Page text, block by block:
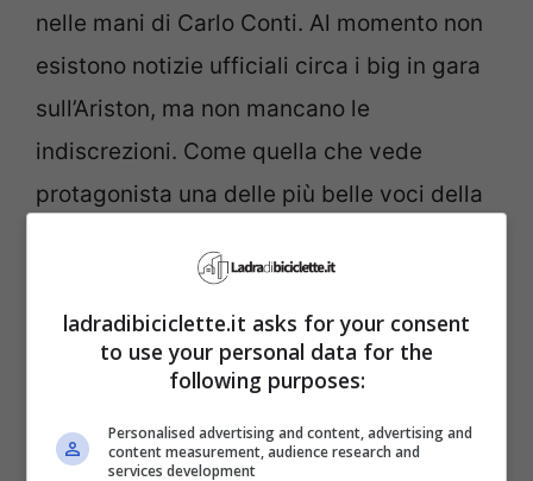
nelle mani di Carlo Conti. Al momento non
esistono notizie ufficiali circa i big in gara
sull’Ariston, ma non mancano le
indiscrezioni. Come quella che vede
protagonista una delle più belle voci della
la promessa che Cristiano
Malgioglio ha fatto a Martina Giovannini
nel corso del serale?
ladradibiciclette.it asks for your consent
to use your personal data for the
following purposes:
Personalised advertising and content, advertising and
content measurement, audience research and
services development